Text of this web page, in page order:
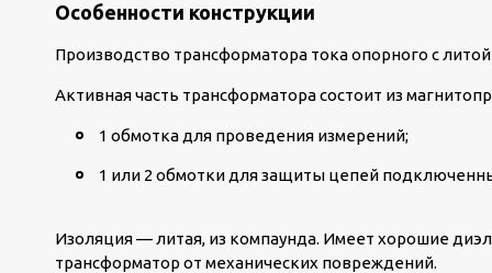
Особенности конструкции
Производство трансформатора тока опорного с
Активная часть трансформатора состоит из
1 обмотка для проведения измерений;
1 или 2 обмотки для защиты цепей
Изоляция — литая, из компаунда. Имеет хорошие
трансформатор от механических повреждений.